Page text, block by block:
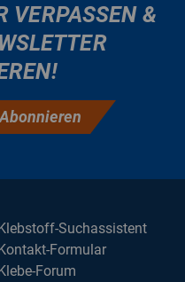
VERPASSEN &
Abonnieren
Suchassistent
Formular
Forum